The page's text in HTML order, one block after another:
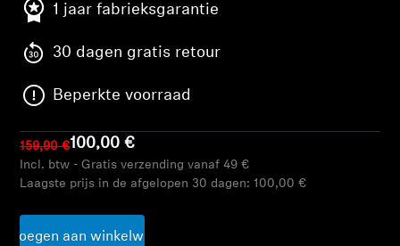
Soundbars
AMBEO soundbars en Subs
Ontdek AMBEO
1 jaar fabrieksgarantie
30 dagen gratis retour
Beperkte voorraad
159,90 €100,00 €
Incl. btw - Gratis verzending vanaf 49 €
Laagste prijs in de afgelopen 30 dagen: 100,00 €
aan winkelwagen